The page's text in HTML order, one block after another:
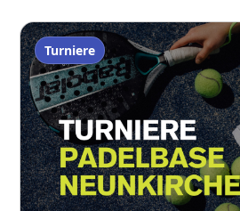
Turniere